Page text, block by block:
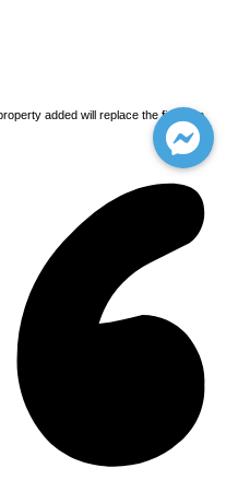
added will replace the first one